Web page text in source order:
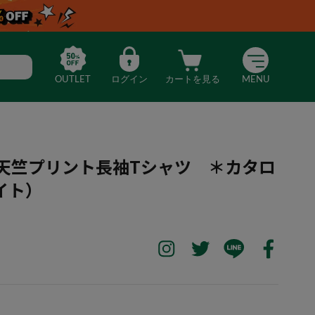
OUTLET ログイン カートを見る MENU
天竺プリント長袖Tシャツ ＊カタロ
）